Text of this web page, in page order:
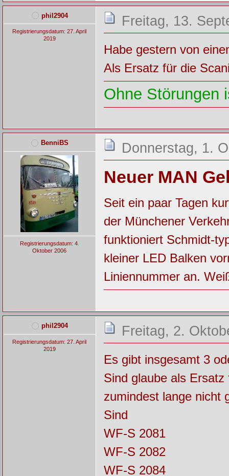
phil2904
Registrierungsdatum: 27. April
2019
Freitag, 13.
Habe gestern von
Als Ersatz für die
Ohne Störungen
BenniBS
Registrierungsdatum: 4.
Oktober 2006
Donnerstag, 1.
Neuer MAN
Seit ein paar Tagen
der Münchener
funktioniert Schmidt-
kleiner LED Balken
Liniennummer an.
phil2904
Registrierungsdatum: 27. April
2019
Freitag, 2.
Es gibt insgesamt 3
Sind glaube als
zumindest lange nicht
Sind
WF-S 2081
WF-S 2082
WF-S 2084